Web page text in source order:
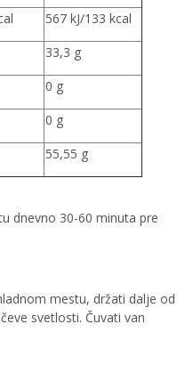
567 kJ/133 kcal
33,3 g
0 g
0 g
55,55 g
dnevno 30-60 minuta pre
mestu, držati dalje od
svetlosti. Čuvati van